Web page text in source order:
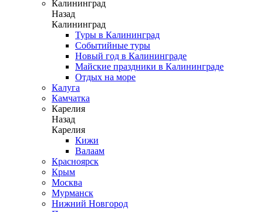
Калининград
Назад
Калининград
Туры в Калининград
Событийные туры
Новый год в Калининграде
Майские праздники в Калининграде
Отдых на море
Калуга
Камчатка
Карелия
Назад
Карелия
Кижи
Валаам
Красноярск
Крым
Москва
Мурманск
Нижний Новгород